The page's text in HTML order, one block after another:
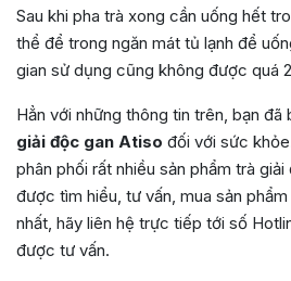
Sau khi pha trà xong cần uống hết
thể để trong ngăn mát tủ lạnh để
gian sử dụng cũng không được quá
Hẳn với những thông tin trên, bạn
giải độc gan Atiso đối với sức
phân phối rất nhiều sản phẩm trà
được tìm hiểu, tư vấn, mua sản
nhất, hãy liên hệ trực tiếp tới số
được tư vấn.